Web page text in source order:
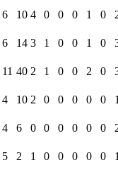
6 10 4 0 0 0 1 0
6 14 3 1 0 0 1 0
11 40 2 1 0 0 2 0
4 10 2 0 0 0 0 0
4 6 0 0 0 0 0 0
5 2 1 0 0 0 0 0